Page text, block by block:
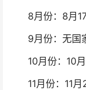
8月份：8月
9月份：无国
10月份：10
11月份：11